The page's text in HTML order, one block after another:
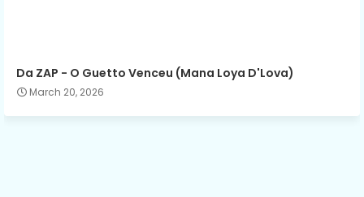
Da ZAP - O Guetto Venceu (Mana Loya D'Lova)
March 20, 2026